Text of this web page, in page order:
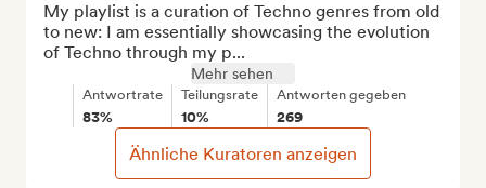
My playlist is a curation of Techno genres from old
to new: I am essentially showcasing the evolution
of Techno through my p...
Mehr sehen
Antwortrate
83%
Teilungsrate
10%
Antworten gegeben
269
Ähnliche Kuratoren anzeigen